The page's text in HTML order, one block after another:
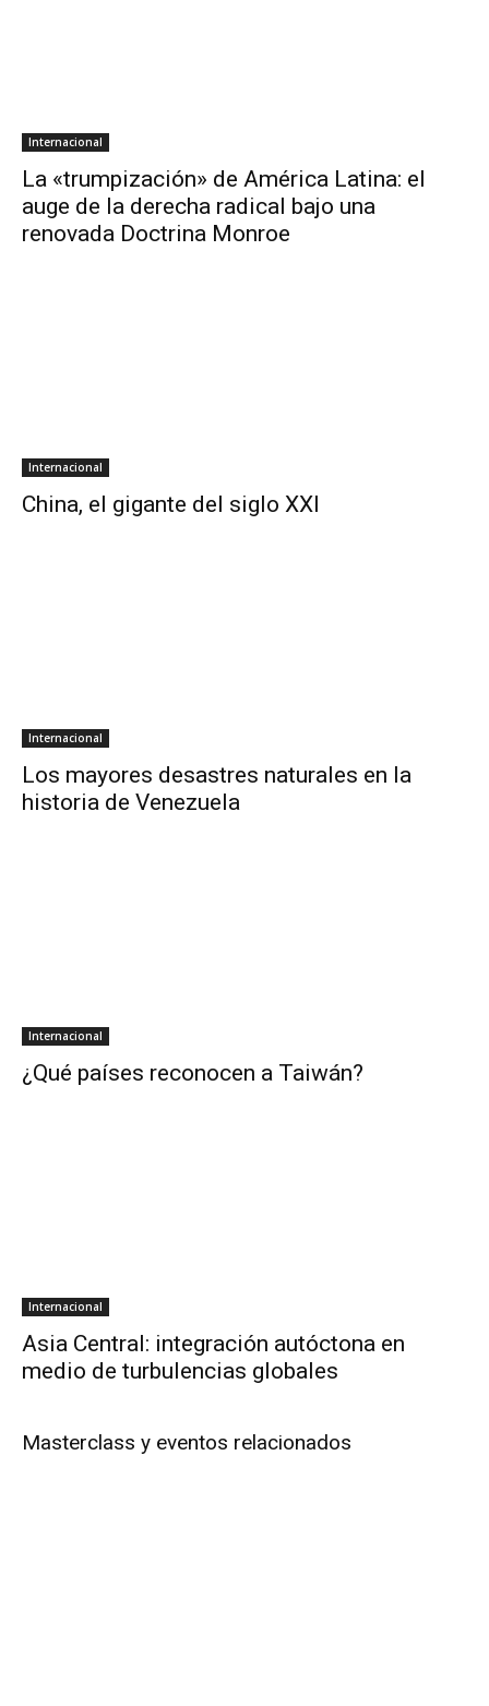
Internacional
La «trumpización» de América Latina: el
auge de la derecha radical bajo una
renovada Doctrina Monroe
Internacional
China, el gigante del siglo XXI
Internacional
Los mayores desastres naturales en la
historia de Venezuela
Internacional
¿Qué países reconocen a Taiwán?
Internacional
Asia Central: integración autóctona en
medio de turbulencias globales
Masterclass y eventos relacionados